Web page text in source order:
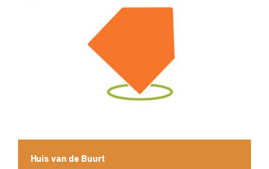
Huis van de Buurt